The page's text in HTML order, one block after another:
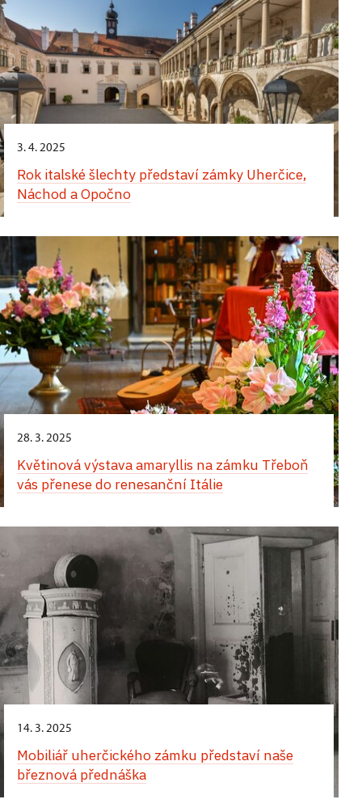
3. 4. 2025
Rok italské šlechty představí zámky Uherčice,
Náchod a Opočno
28. 3. 2025
Květinová výstava amaryllis na zámku Třeboň
vás přenese do renesanční Itálie
14. 3. 2025
Mobiliář uherčického zámku představí naše
březnová přednáška